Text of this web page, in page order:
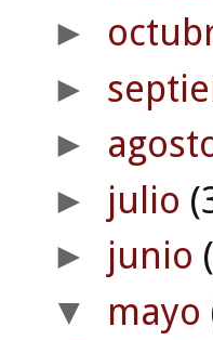
►
►
►
► julio
► junio
▼ mayo